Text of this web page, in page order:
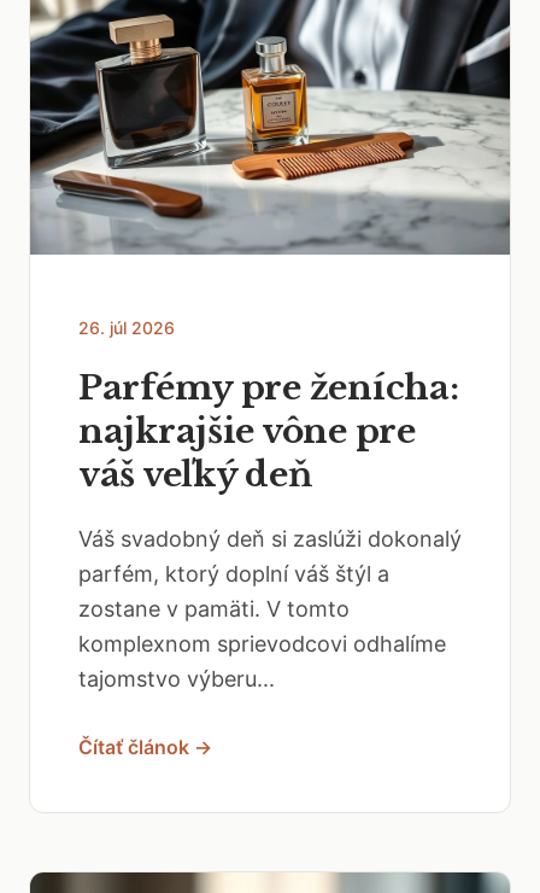
26. júl 2026
Parfémy pre ženícha:
najkrajšie vône pre
váš veľký deň
Váš svadobný deň si zaslúži dokonalý
parfém, ktorý doplní váš štýl a
zostane v pamäti. V tomto
komplexnom sprievodcovi odhalíme
tajomstvo výberu...
Čítať článok →